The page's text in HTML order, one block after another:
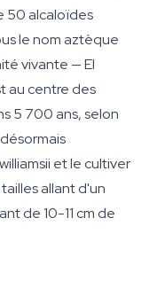
50 alcaloïdes
le nom aztèque
vivante — El
au centre des
5 700 ans, selon
et le cultiver
allant d'un
de 10-11 cm de